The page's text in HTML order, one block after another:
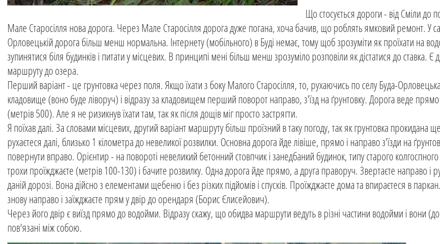
Що стосується дороги - від Сміли до
Мале Старосілля нова дорога. Через Мале Старосілля дорога дуже погана, хоча бачив, що роблять ямковий ремонт. У
Орловецькій дорога більш менш нормальна. Інтернету (мобільного) в Буді немає, тому щоб зрозуміти як проїхати на
зупинятися біля будинків і питати у місцевих. В принципі мені більш менш зрозуміло розповіли як дістатися до ставка. Є
маршруту до озера.
Перший варіант - це грунтовка через поля. Якщо їхати з боку Малого Старосілля, то, рухаючись по селу Буда-
кладовище (воно буде ліворуч) і відразу за кладовищем перший поворот направо, з'їзд на ґрунтовку. Дорога веде
(метрів 500). Але я не ризикнув їхати там, так як після дощів міг просто застрягти.
Я поїхав далі. За словами місцевих, другий варіант маршруту більш проїзний в таку погоду, так як грунтовка прокидана
рухаєтеся далі, близько 1 кілометра до невеликої розвилки. Основна дорога йде лівіше, прямо і направо з'їзди на
повернути вправо. Орієнтир - на повороті невеликий бетонний стовпчик і занедбаний будинок, типу старого
трохи проїжджаєте (метрів 100-130) і бачите розвилку. Одна дорога йде прямо, а друга праворуч. Звертаєте направо і
даній дорозі. Вона дійсно з елементами щебеню і без різких підйомів і спусків. Проїжджаєте дома та впираєтеся в
знову направо і заїжджаєте прям у двір до орендаря (Борис Єлисейович).
Через його двір є виїзд прямо до водойми. Відразу скажу, що обидва маршрути ведуть в різні частини водойми і вони
пов'язані між собою.